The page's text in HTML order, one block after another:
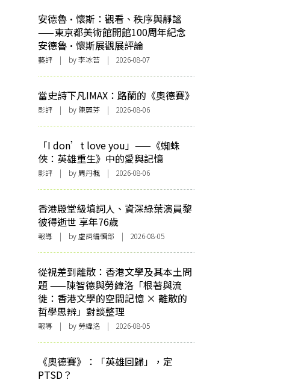
安德魯·懷斯：觀看、秩序與靜謐
——東京都美術館開館100周年紀念
安德魯·懷斯展觀展評論
藝評 | by 李冰苔 | 2026-08-07
當史詩下凡IMAX：路蘭的《奧德賽》
影評 | by 陳麗芬 | 2026-08-06
「I don’t love you」——《蜘蛛
俠：英雄重生》中的愛與記憶
影評 | by 周丹楓 | 2026-08-06
香港殿堂級填詞人、資深綠葉演員黎
彼得逝世 享年76歲
報導 | by 虛詞編輯部 | 2026-08-05
從視差到離散：香港文學及其本土問
題 ——陳智德與勞緯洛「根著與流
徙：香港文學的空間記憶 × 離散的
哲學思辨」對談整理
報導 | by 勞緯洛 | 2026-08-05
《奧德賽》：「英雄回歸」，定
PTSD？